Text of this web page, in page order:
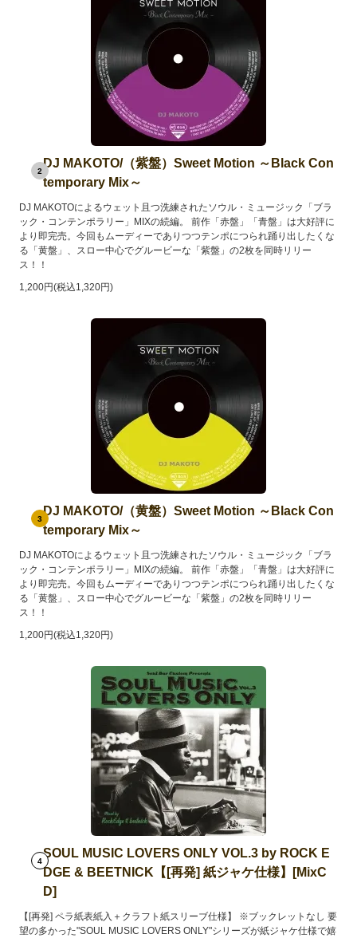
2
DJ MAKOTO/（紫盤）Sweet Motion ～Black Con
temporary Mix～
DJ MAKOTOによるウェット且つ洗練されたソウル・ミュージック「ブラ
ック・コンテンポラリー」MIXの続編。 前作「赤盤」「青盤」は大好評に
より即完売。今回もムーディーでありつつテンポにつられ踊り出したくな
る「黄盤」、スロー中心でグルービーな「紫盤」の2枚を同時リリー
ス！！
1,200円(税込1,320円)
3
DJ MAKOTO/（黄盤）Sweet Motion ～Black Con
temporary Mix～
DJ MAKOTOによるウェット且つ洗練されたソウル・ミュージック「ブラ
ック・コンテンポラリー」MIXの続編。 前作「赤盤」「青盤」は大好評に
より即完売。今回もムーディーでありつつテンポにつられ踊り出したくな
る「黄盤」、スロー中心でグルービーな「紫盤」の2枚を同時リリー
ス！！
1,200円(税込1,320円)
4
SOUL MUSIC LOVERS ONLY VOL.3 by ROCK E
DGE & BEETNICK【[再発] 紙ジャケ仕様】[MixC
D]
【[再発] ペラ紙表紙入＋クラフト紙スリーブ仕様】 ※ブックレットなし 要
望の多かった"SOUL MUSIC LOVERS ONLY"シリーズが紙ジャケ仕様で嬉